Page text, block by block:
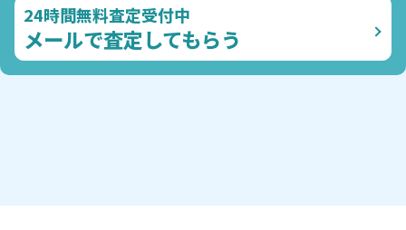
24時間無料査定受付中
メールで査定してもらう